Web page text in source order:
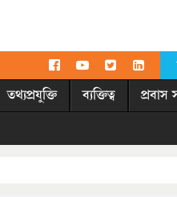
তথ্যপ্রযুক্তি ব্যক্তিত্ব প্রবাস